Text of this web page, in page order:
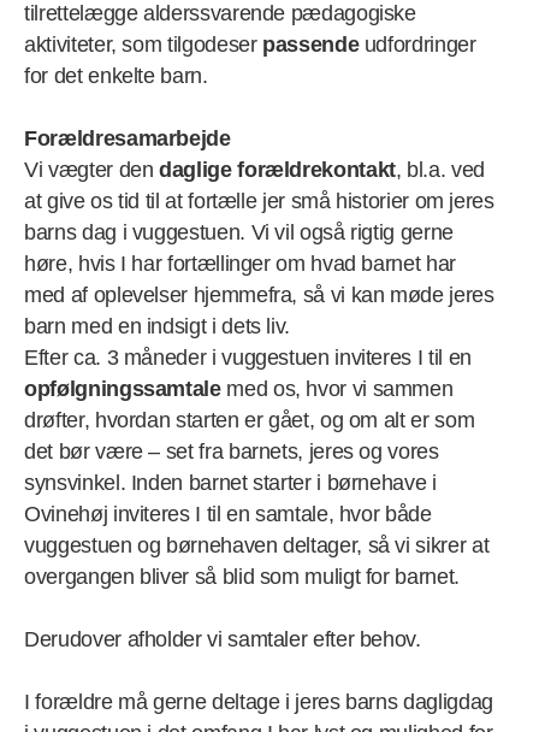
tilrettelægge alderssvarende pædagogiske
aktiviteter, som tilgodeser passendeudfordringer
for det enkelte barn.
Forældresamarbejde
Vi vægter dendaglige forældrekontakt, bl.a. ved
at give os tid til at fortælle jer små historier om jeres
barns dag i vuggestuen. Vi vil også rigtig gerne
høre, hvis I har fortællinger om hvad barnet har
med af oplevelser hjemmefra, så vi kan møde jeres
barn med en indsigt i dets liv.
Efter ca. 3 måneder i vuggestuen inviteres I til en
opfølgningssamtalemed os, hvor vi sammen
drøfter, hvordan starten er gået, og om alt er som
det bør være – set fra barnets, jeres og vores
synsvinkel. Inden barnet starter i børnehave i
Ovinehøj inviteres I til en samtale, hvor både
vuggestuen og børnehaven deltager, så vi sikrer at
overgangen bliver så blid som muligt for barnet.
Derudover afholder vi samtaler efter behov.
I forældre må gerne deltage i jeres barns dagligdag